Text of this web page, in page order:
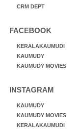
CRM DEPT
FACEBOOK
KERALAKAUMUDI
KAUMUDY
KAUMUDY MOVIES
INSTAGRAM
KAUMUDY
KAUMUDY MOVIES
KERALAKAUMUDI